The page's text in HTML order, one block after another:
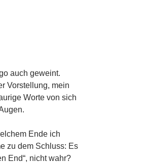
auch geweint.
Vorstellung, mein
Worte von sich
Ende ich
zu dem Schluss: Es
End“, nicht wahr?